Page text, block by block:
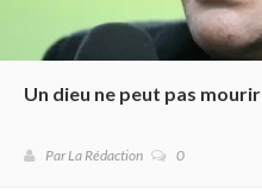
Un dieu ne peut pas mourir
Par La Rédaction 0